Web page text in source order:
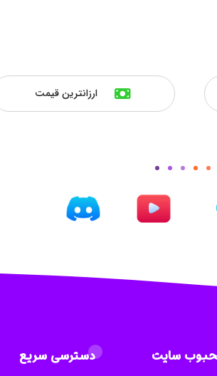
ارزانترین قیمت
سایت دسترسی سریع